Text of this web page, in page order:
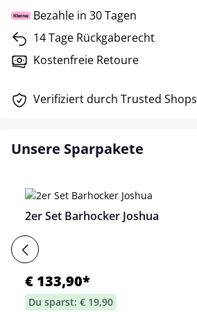
Bezahle in 30 Tagen
14 Tage Rückgaberecht
Kostenfreie Retoure
Verifiziert durch Trusted Shops
Unsere Sparpakete
2er Set Barhocker Joshua
€ 133,90*
Du sparst: € 19,90